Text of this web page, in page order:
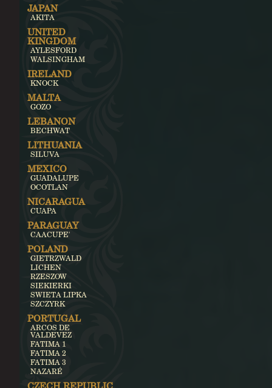
JAPAN
AKITA
UNITED
KINGDOM
AYLESFORD
WALSINGHAM
IRELAND
KNOCK
MALTA
GOZO
LEBANON
BECHWAT
LITHUANIA
SILUVA
MEXICO
GUADALUPE
OCOTLAN
NICARAGUA
CUAPA
PARAGUAY
CAACUPE'
POLAND
GIETRZWALD
LICHEN
RZESZOW
SIEKIERKI
SWIETA LIPKA
SZCZYRK
PORTUGAL
ARCOS DE
VALDEVEZ
FATIMA 1
FATIMA 2
FATIMA 3
NAZARÉ